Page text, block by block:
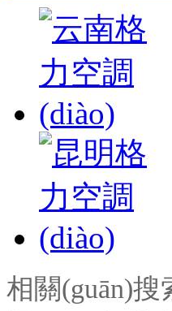
相關(guān)搜